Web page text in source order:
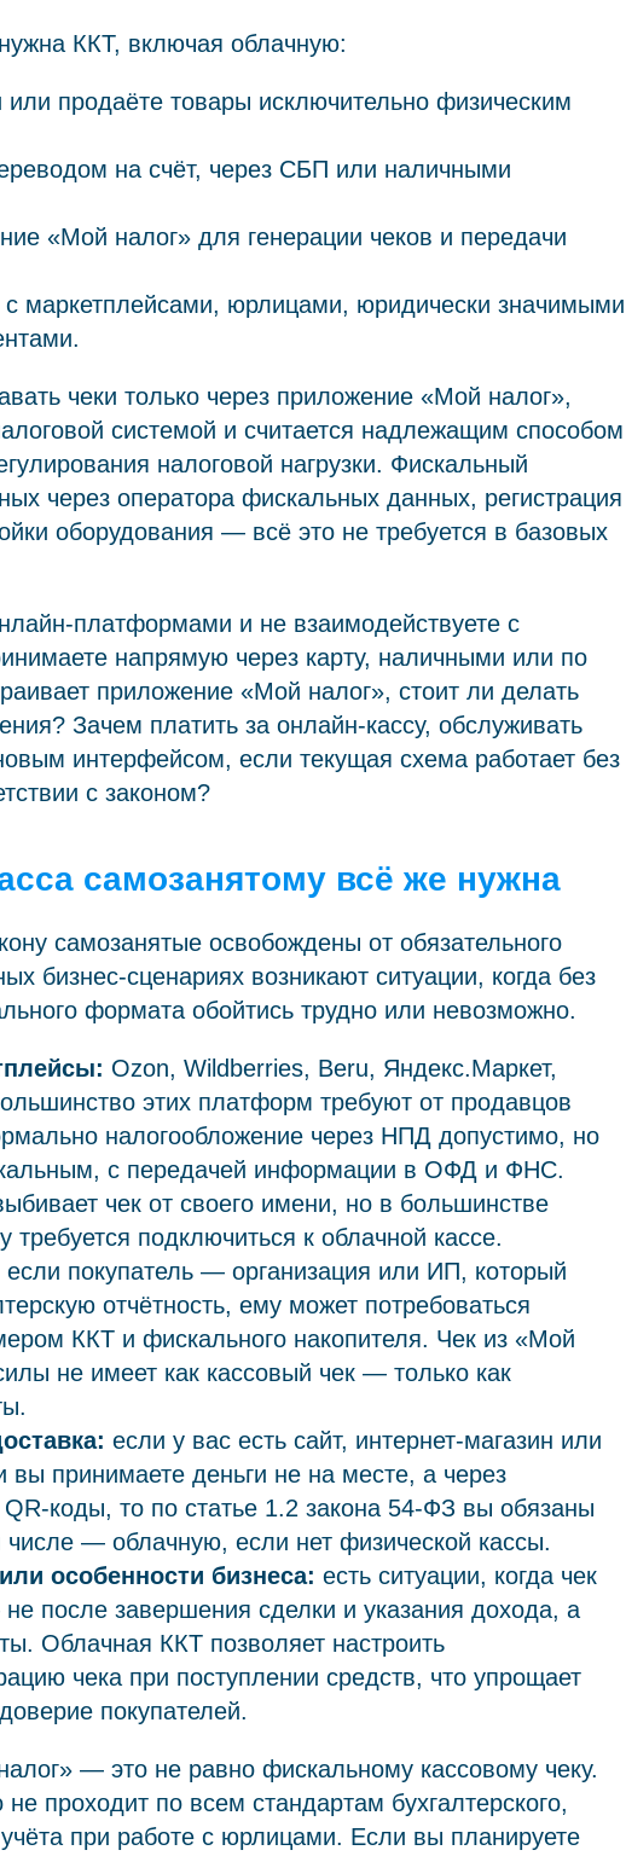
ККТ, включая облачную:
или продаёте товары исключительно физическим
на счёт, через СБП или наличными
«Мой налог» для генерации чеков и передачи
с маркетплейсами, юрлицами, юридически значимыми
чеки только через приложение «Мой налог»,
системой и считается надлежащим способом
налоговой нагрузки. Фискальный
через оператора фискальных данных, регистрация
оборудования — всё это не требуется в базовых
платформами и не взаимодействуете с
напрямую через карту, наличными или по
приложение «Мой налог», стоит ли делать
Зачем платить за онлайн-кассу, обслуживать
интерфейсом, если текущая схема работает без
с законом?
самозанятому всё же нужна
самозанятые освобождены от обязательного
бизнес-сценариях возникают ситуации, когда без
формата обойтись трудно или невозможно.
Ozon, Wildberries, Beru, Яндекс.Маркет,
этих платформ требуют от продавцов
налогообложение через НПД допустимо, но
с передачей информации в ОФД и ФНС.
чек от своего имени, но в большинстве
требуется подключиться к облачной кассе.
если покупатель — организация или ИП, который
отчётность, ему может потребоваться
ККТ и фискального накопителя. Чек из «Мой
не имеет как кассовый чек — только как
если у вас есть сайт, интернет-магазин или
вы принимаете деньги не на месте, а через
коды, то по статье 1.2 закона 54-ФЗ вы обязаны
— облачную, если нет физической кассы.
особенности бизнеса: есть ситуации, когда чек
после завершения сделки и указания дохода, а
Облачная ККТ позволяет настроить
чека при поступлении средств, что упрощает
покупателей.
— это не равно фискальному кассовому чеку.
проходит по всем стандартам бухгалтерского,
учёта при работе с юрлицами. Если вы планируете